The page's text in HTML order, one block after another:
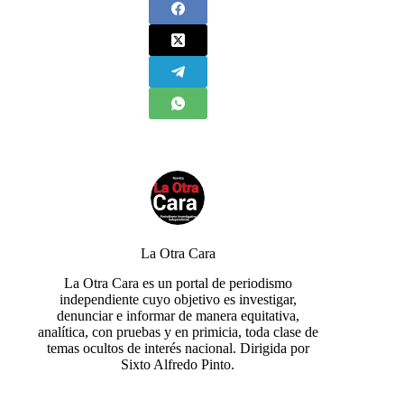
La Otra Cara
La Otra Cara es un portal de periodismo
independiente cuyo objetivo es investigar,
denunciar e informar de manera equitativa,
analítica, con pruebas y en primicia, toda clase de
temas ocultos de interés nacional. Dirigida por
Sixto Alfredo Pinto.